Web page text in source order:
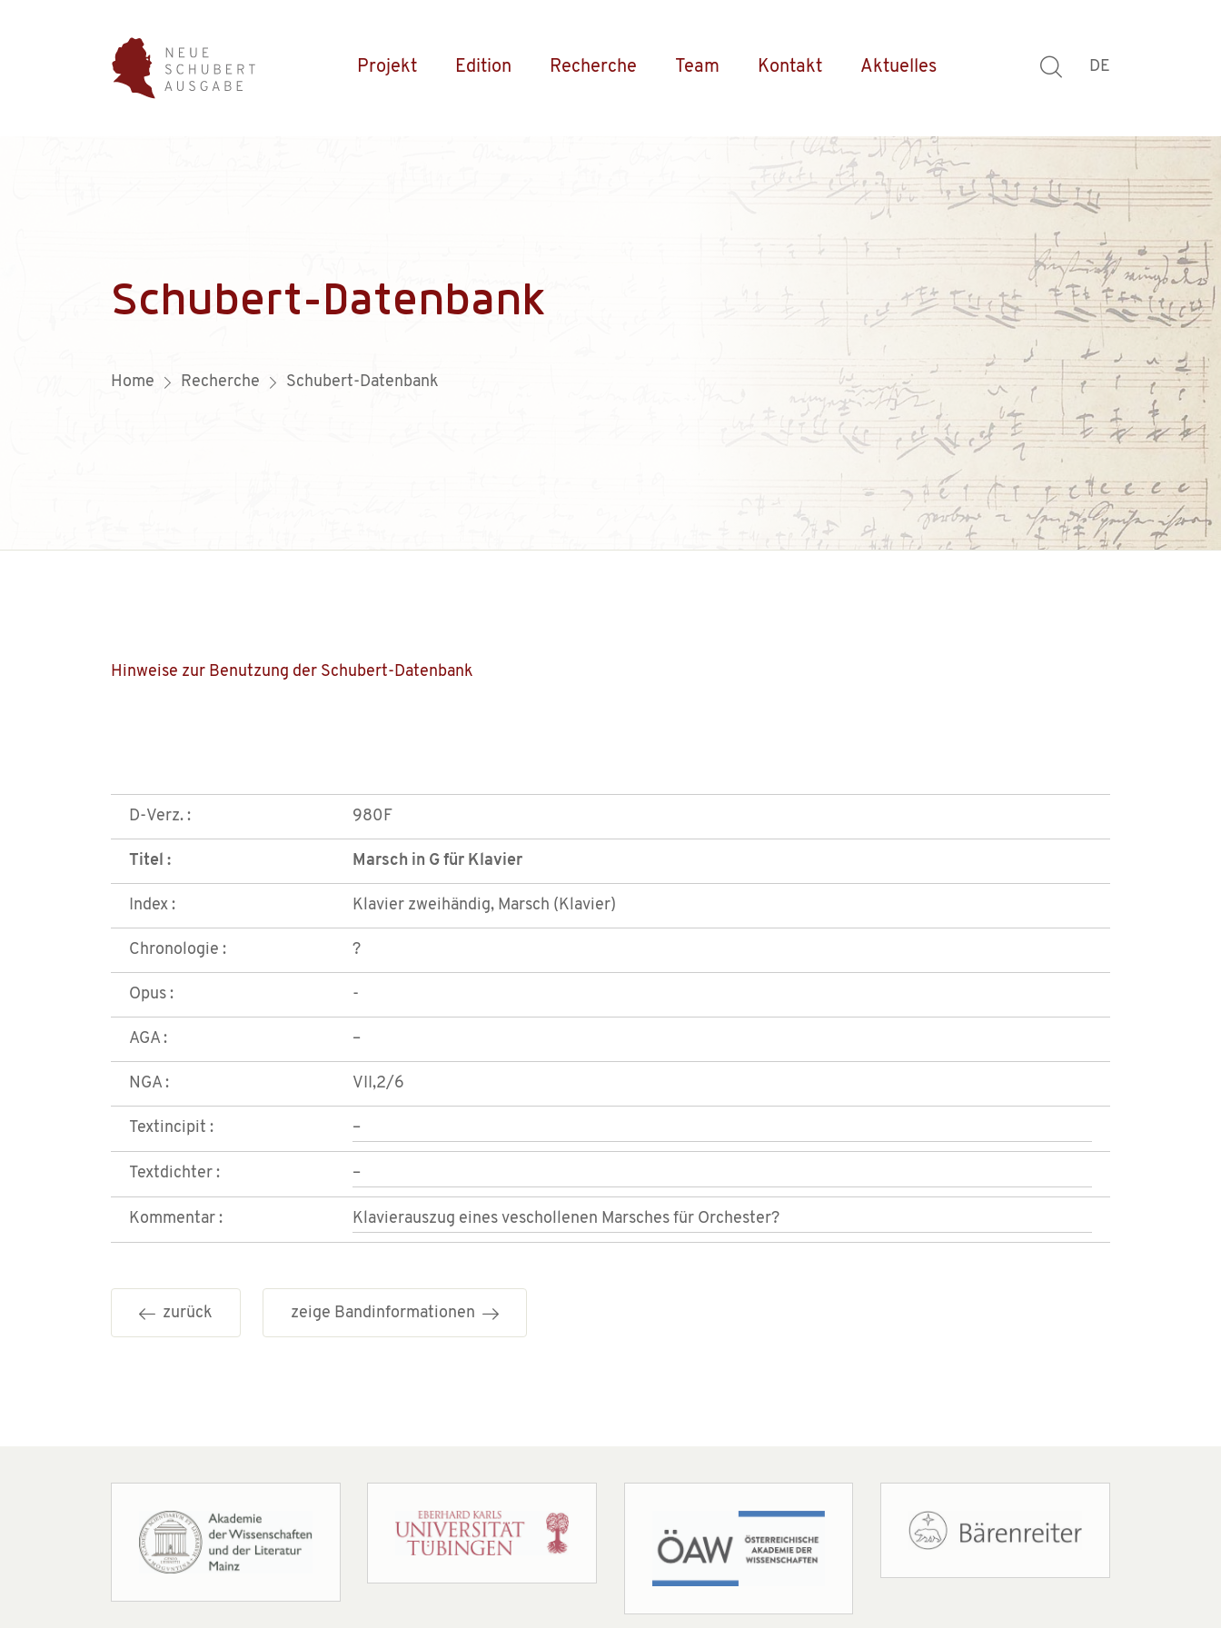
Projekt Edition Recherche Team Kontakt Aktuelles DE
Schubert-Datenbank
Home Recherche Schubert-Datenbank
Hinweise zur Benutzung der Schubert-Datenbank
D-Verz. : 980F
Titel : Marsch in G für Klavier
Index : Klavier zweihändig, Marsch (Klavier)
Chronologie : ?
Opus : -
AGA : –
NGA : VII,2/6
Textincipit : –
Textdichter : –
Kommentar : Klavierauszug eines veschollenen Marsches für Orchester?
zurück zeige Bandinformationen